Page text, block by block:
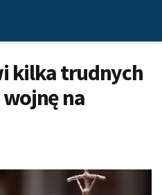
kilka trudnych
na